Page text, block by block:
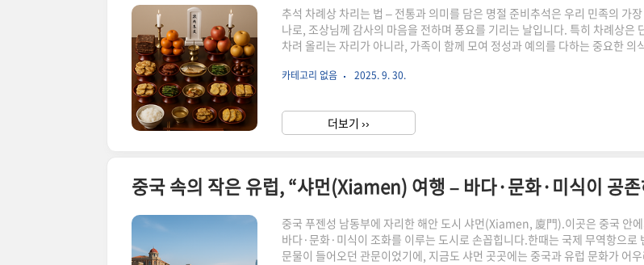
추석 차례상 차리는 법 – 전통과 의미를 담은 명절 준비추석은 우리 민족의 가
나로, 조상님께 감사의 마음을 전하며 풍요를 기리는 날입니다. 특히 차례상은
차려 올리는 자리가 아니라, 가족이 함께 모여 정성과 예의를 다하는 중요한 의
니다.1. 차례상의 기본 원칙차례상은 크게 다섯 줄(행)로 나눠 차립니다. 이는 ‘오
습니다.첫째 줄(조상님 쪽, 북쪽) – 신위(위패)와 함께 술잔, 향, 촛대둘째 줄(과
과일, 채소, 곶감, 포(말린 생선)셋째 줄(탕) – 육..
카테고리 없음 2025. 9. 30.
더보기 ››
중국 푸젠성 남동부에 자리한 해안 도시 샤먼(Xiamen, 廈門).이곳은 중국 안
바다·문화·미식이 조화를 이루는 도시로 손꼽힙니다.한때는 국제 무역항으로
문물이 들어오던 관문이었기에, 지금도 샤먼 곳곳에는 중국과 유럽 문화가 어